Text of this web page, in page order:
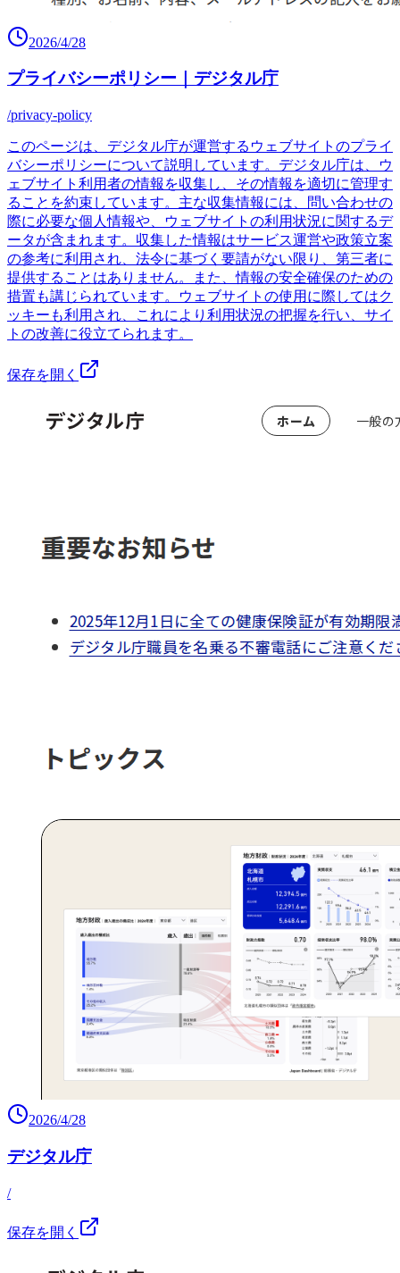
2026/4/28
プライバシーポリシー｜デジタル庁
/privacy-policy
このページは、デジタル庁が運営するウェブサイトのプライ
バシーポリシーについて説明しています。デジタル庁は、ウ
ェブサイト利用者の情報を収集し、その情報を適切に管理す
ることを約束しています。主な収集情報には、問い合わせの
際に必要な個人情報や、ウェブサイトの利用状況に関するデ
ータが含まれます。収集した情報はサービス運営や政策立案
の参考に利用され、法令に基づく要請がない限り、第三者に
提供することはありません。また、情報の安全確保のための
措置も講じられています。ウェブサイトの使用に際してはク
ッキーも利用され、これにより利用状況の把握を行い、サイ
トの改善に役立てられます。
保存を開く
2026/4/28
デジタル庁
/
保存を開く